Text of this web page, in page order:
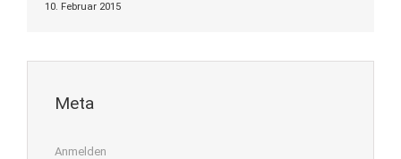
10. Februar 2015
Meta
Anmelden